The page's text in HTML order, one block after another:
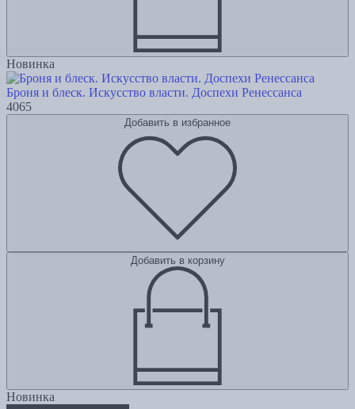
Новинка
Броня и блеск. Искусство власти. Доспехи Ренессанса
4065
Добавить в избранное
Добавить в корзину
Новинка